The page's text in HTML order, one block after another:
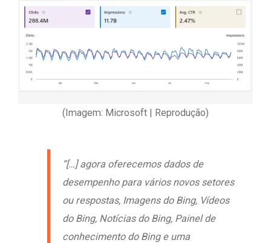
(Imagem: Microsoft | Reprodução)
“[…] agora oferecemos dados de
desempenho para vários novos setores
ou respostas, Imagens do Bing, Vídeos
do Bing, Notícias do Bing, Painel de
conhecimento do Bing e uma